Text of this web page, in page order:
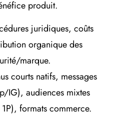
produit.
juridiques, coûts
organique des
marque.
courts natifs, messages
IG), audiences mixtes
formats commerce.